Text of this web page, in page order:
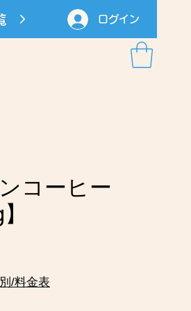
ログイン
コーヒー
/料金表